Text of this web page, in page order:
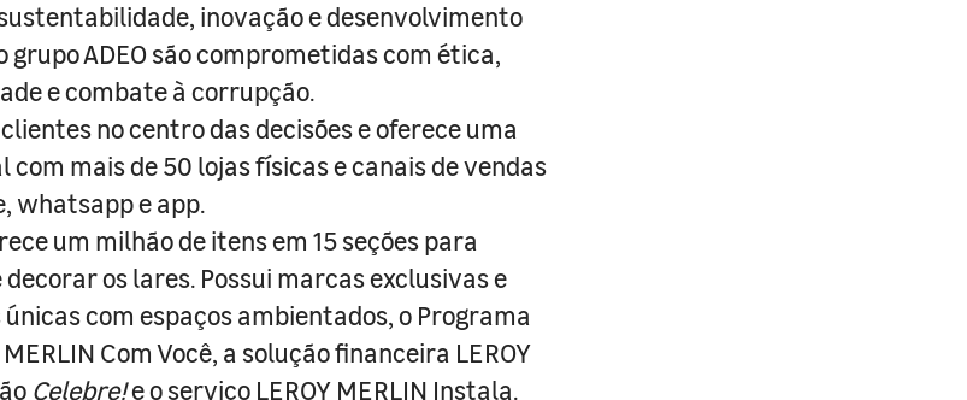
inovação e desenvolvimento
grupo ADEO são comprometidas com ética,
e combate à corrupção.
no centro das decisões e oferece uma
mais de 50 lojas físicas e canais de vendas
whatsapp e app.
um milhão de itens em 15 seções para
os lares. Possui marcas exclusivas e
com espaços ambientados, o Programa
Com Você, a solução financeira LEROY
Celebre!e o serviço LEROY MERLIN Instala.